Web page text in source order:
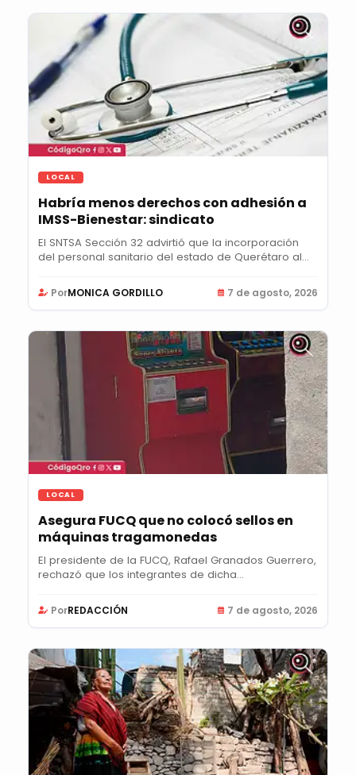
LOCAL
Habría menos derechos con adhesión a
IMSS-Bienestar: sindicato
El SNTSA Sección 32 advirtió que la incorporación
del personal sanitario del estado de Querétaro al...
PorMONICA GORDILLO 7 de agosto, 2026
LOCAL
Asegura FUCQ que no colocó sellos en
máquinas tragamonedas
El presidente de la FUCQ, Rafael Granados Guerrero,
rechazó que los integrantes de dicha...
PorREDACCIÓN 7 de agosto, 2026